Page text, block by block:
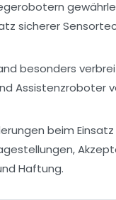
sicherer
besonders
Assistenzroboter
beim
Haftung.